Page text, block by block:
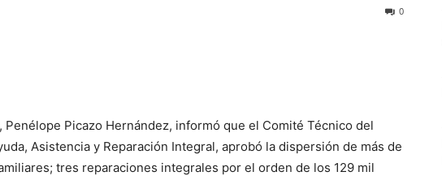
0
Penélope Picazo Hernández, informó que el Comité Técnico del
Asistencia y Reparación Integral, aprobó la dispersión de más de
tres reparaciones integrales por el orden de los 129 mil